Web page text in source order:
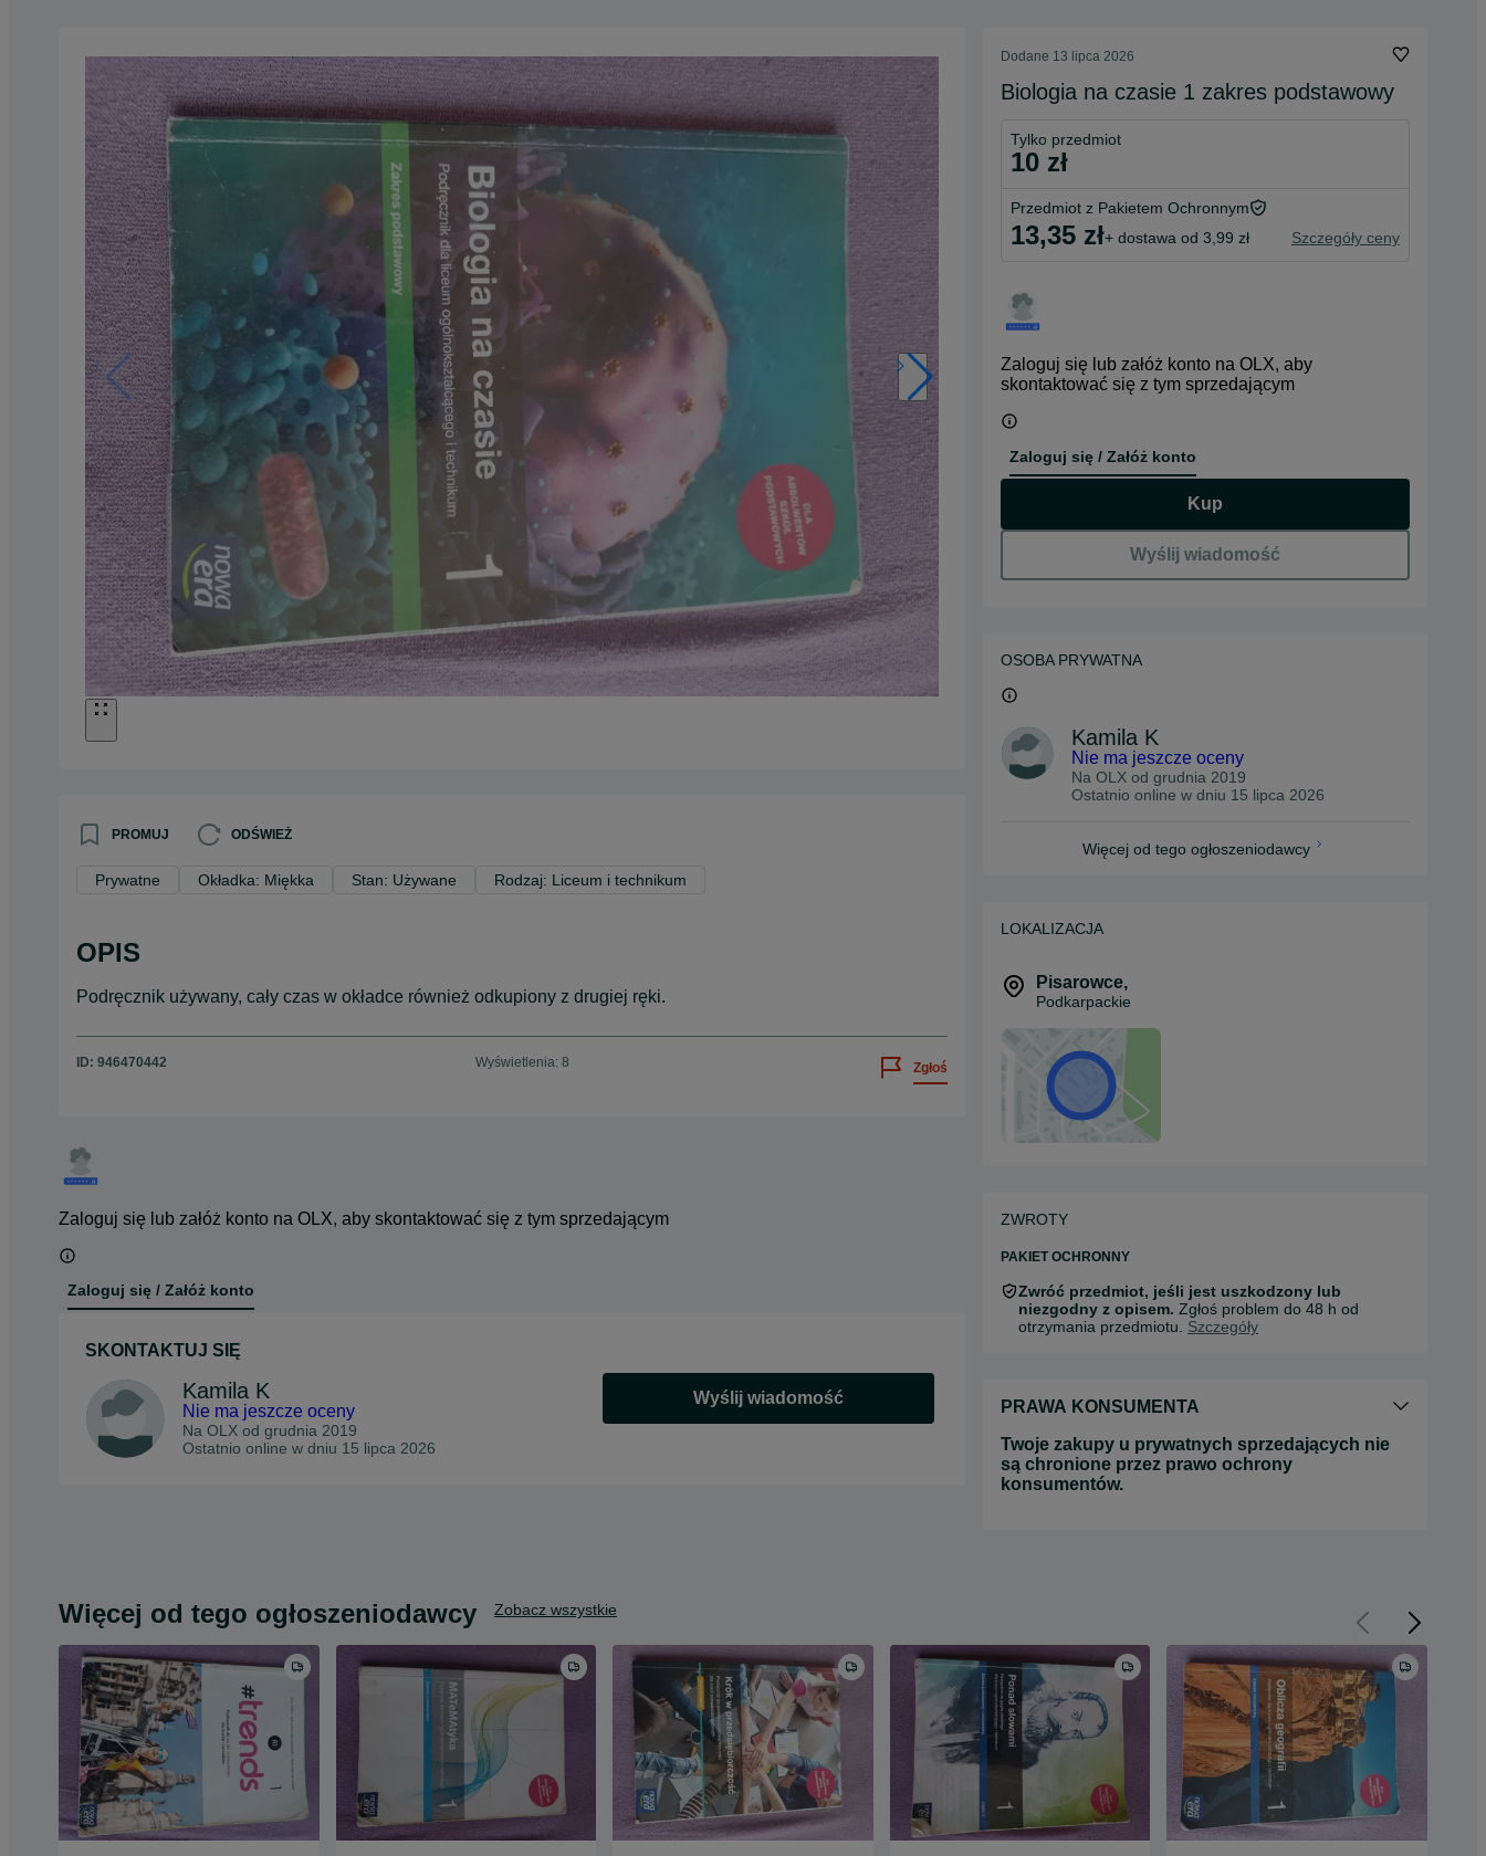
PROMUJ ODŚWIEŻ
Prywatne Okładka: Miękka Stan: Używane Rodzaj: Liceum i technikum
OPIS
Podręcznik używany, cały czas w okładce również odkupiony z drugiej ręki.
ID: 946470442 Wyświetlenia: 8 Zgłoś
Zaloguj się lub załóż konto na OLX, aby skontaktować się z tym sprzedającym
Zaloguj się / Załóż konto
SKONTAKTUJ SIĘ
Kamila K
Nie ma jeszcze oceny
Na OLX od grudnia 2019
Ostatnio online w dniu 15 lipca 2026
Wyślij wiadomość
Dodane 13 lipca 2026
Biologia na czasie 1 zakres podstawowy
Tylko przedmiot
10 zł
Przedmiot z Pakietem Ochronnym
13,35 zł+ dostawa od 3,99 zł Szczegóły ceny
Zaloguj się lub załóż konto na OLX, aby
skontaktować się z tym sprzedającym
Zaloguj się / Załóż konto
Kup
Wyślij wiadomość
OSOBA PRYWATNA
Kamila K
Nie ma jeszcze oceny
Na OLX od grudnia 2019
Ostatnio online w dniu 15 lipca 2026
Więcej od tego ogłoszeniodawcy
LOKALIZACJA
Pisarowce,
Podkarpackie
ZWROTY
PAKIET OCHRONNY
Zwróć przedmiot, jeśli jest uszkodzony lub
niezgodny z opisem. Zgłoś problem do 48 h od
otrzymania przedmiotu. Szczegóły
PRAWA KONSUMENTA
Twoje zakupy u prywatnych sprzedających nie
są chronione przez prawo ochrony
konsumentów.
Więcej od tego ogłoszeniodawcy Zobacz wszystkie